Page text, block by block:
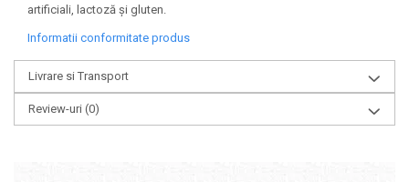
artificiali, lactoză și gluten.
Informatii conformitate produs
Livrare si Transport
Review-uri (0)